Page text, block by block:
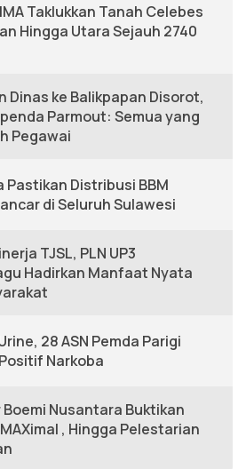
Taklukkan Tanah Celebes
Hingga Utara Sejauh 2740
Dinas ke Balikpapan Disorot,
Parmout: Semua yang
Pegawai
Pastikan Distribusi BBM
di Seluruh Sulawesi
TJSL, PLN UP3
Hadirkan Manfaat Nyata
28 ASN Pemda Parigi
Narkoba
Boemi Nusantara Buktikan
, Hingga Pelestarian